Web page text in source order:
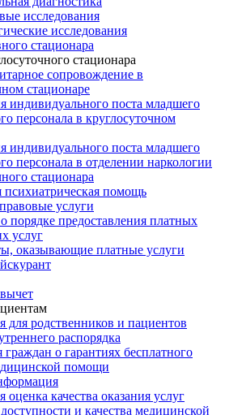
исследования
исследования
стационара
стационара
сопровождение в
стационаре
индивидуального поста младшего
персонала в круглосуточном
индивидуального поста младшего
персонала в отделении наркологии
стационара
помощь
услуги
порядке предоставления платных
услуг
оказывающие платные услуги
родственников и пациентов
распорядка
граждан о гарантиях бесплатного
помощи
оценка качества оказания услуг
и качества медицинской